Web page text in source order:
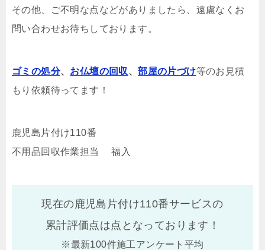
その他、ご不明な点などがありましたら、遠慮なくお
問い合わせお待ちしております。
ゴミの処分、 お仏壇の回収、部屋の片づけ等のお見積
もり依頼待ってます！
鹿児島片付け110番
不用品回収作業担当 福入
現在の鹿児島片付け110番サービスの
累計評価点は点となっております！
※最新100件施工アンケート平均